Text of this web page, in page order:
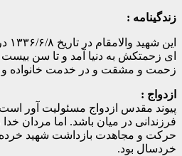
زندگینامه :
ای زحمتکش به دنیا آمد و تا سن
زحمت و مشقت و در خدمت خانواده و
ازدواج :
پیوند مقدس ازدواج مسئولیت آور
فرزندانی در میان باشد. اما مردان خدا
حرکت و مجاهدت بازداشت شهید خرده
خردسال بود.